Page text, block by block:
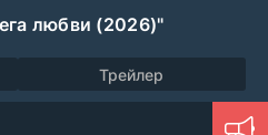
любви (2026)"
Трейлер